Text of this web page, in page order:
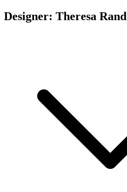
Designer: Theresa Rand